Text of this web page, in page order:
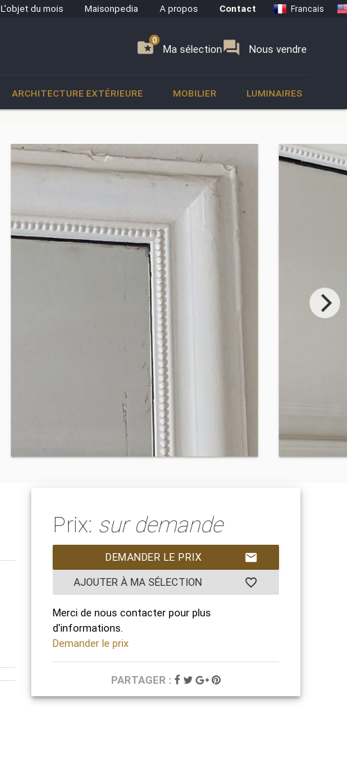
L'objet du mois Maisonpedia A propos Contact Francais
folder_special Ma sélection
0 forum Nous vendre
0
ARCHITECTURE EXTÉRIEURE MOBILIER LUMINAIRES
Prix: sur demande
mail
DEMANDER LE PRIX
favorite_border
AJOUTER À MA SÉLECTION
Merci de nous contacter pour plus
d'informations.
Demander le prix
PARTAGER :